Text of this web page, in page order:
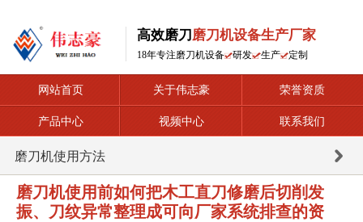
高效磨刀 磨刀机设备生产厂家
18年专注磨刀机设备 研发 生产 定制
网站首页 关于伟志豪 荣誉资质
产品中心 视频中心 联系我们
磨刀机使用方法
磨刀机使用前如何把木工直刀修磨后切削发
振、刀纹异常整理成可向厂家系统排查的资